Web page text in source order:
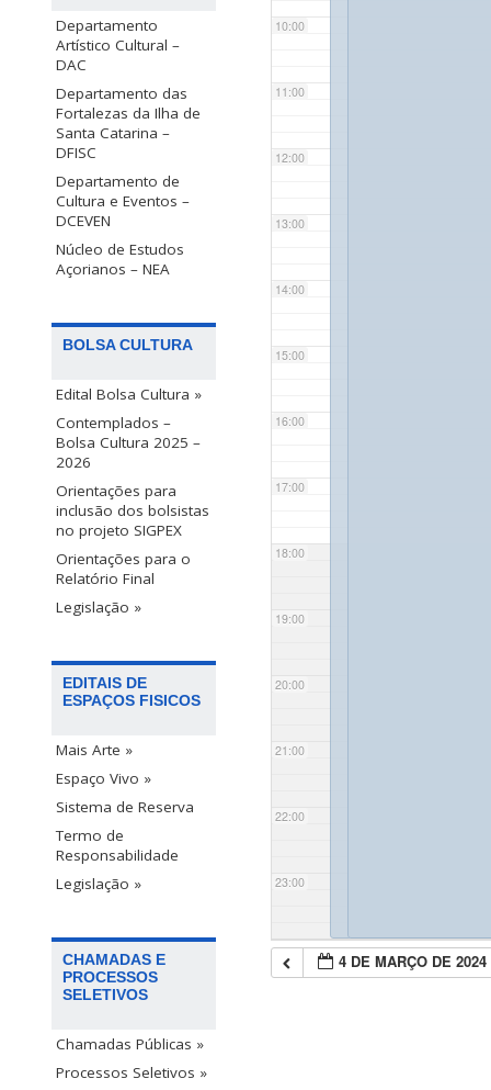
Departamento
Artístico Cultural –
DAC
Departamento das
Fortalezas da Ilha de
Santa Catarina –
DFISC
Departamento de
Cultura e Eventos –
DCEVEN
Núcleo de Estudos
Açorianos – NEA
BOLSA CULTURA
Edital Bolsa Cultura »
Contemplados –
Bolsa Cultura 2025 –
2026
Orientações para
inclusão dos bolsistas
no projeto SIGPEX
Orientações para o
Relatório Final
Legislação »
EDITAIS DE
ESPAÇOS FISICOS
Mais Arte »
Espaço Vivo »
Sistema de Reserva
Termo de
Responsabilidade
Legislação »
CHAMADAS E
PROCESSOS
SELETIVOS
Chamadas Públicas »
Processos Seletivos »
10:00
11:00
12:00
13:00
14:00
15:00
16:00
17:00
18:00
19:00
20:00
21:00
22:00
23:00
4 DE MARÇO DE 2024